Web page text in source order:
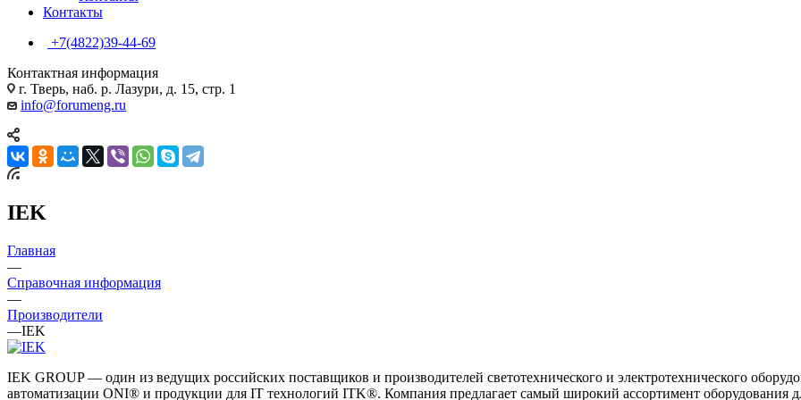
Контакты
+7(4822)39-44-69
Контактная информация
г. Тверь, наб. р. Лазури, д. 15, стр. 1
info@forumeng.ru
IEK
Главная
—
Справочная информация
—
Производители
—IEK
IEK GROUP — один из ведущих российских поставщиков и производителей светотехнического и электротехнического
автоматизации ONI® и продукции для IT технологий ITK®. Компания предлагает самый широкий ассортимент оборудования